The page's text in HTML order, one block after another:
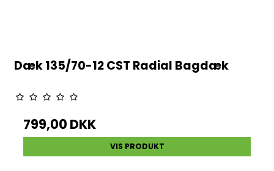
Dæk 135/70-12 CST Radial Bagdæk
799,00 DKK
VIS PRODUKT